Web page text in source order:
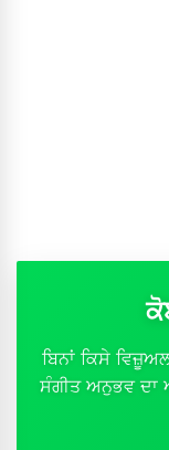
ਬਿਨਾਂ ਕਿਸੇ
ਸੰਗੀਤ ਅਨੁਭਵ ਦਾ